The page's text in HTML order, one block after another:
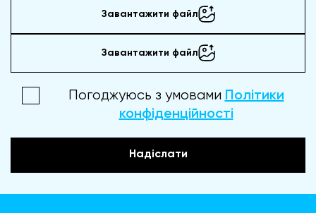
Завантажити файл
Завантажити файл
Погоджуюсь з умовами Політики
конфіденційності
Надіслати